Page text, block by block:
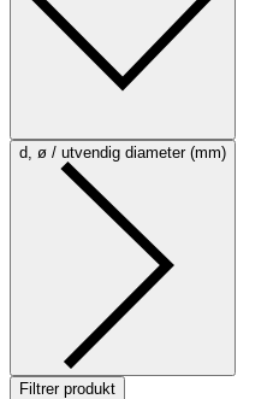
d, ø / utvendig diameter (mm)
Filtrer produkt